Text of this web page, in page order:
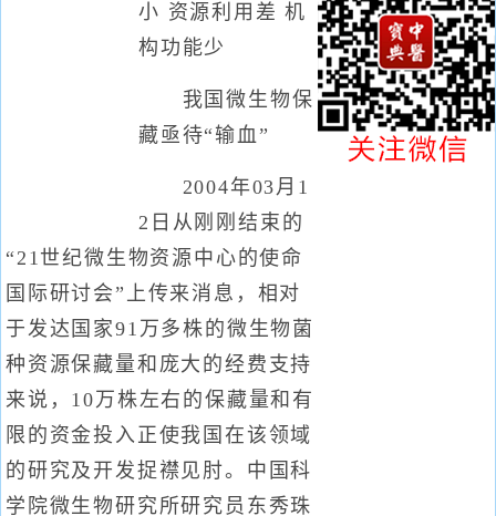
小 资源利用差 机
构功能少
我国微生物保
藏亟待“输血”
2004年03月1
2日从刚刚结束的
“21世纪微生物资源中心的使命
国际研讨会”上传来消息，相对
于发达国家91万多株的微生物菌
种资源保藏量和庞大的经费支持
来说，10万株左右的保藏量和有
限的资金投入正使我国在该领域
的研究及开发捉襟见肘。中国科
学院微生物研究所研究员东秀珠